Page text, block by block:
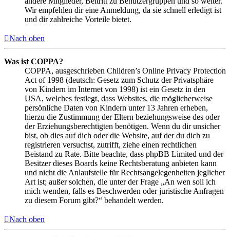
Wir empfehlen dir eine Anmeldung, da sie schnell erledigt ist
und dir zahlreiche Vorteile bietet.
Nach oben
Was ist COPPA?
COPPA, ausgeschrieben Children’s Online Privacy Protection
Act of 1998 (deutsch: Gesetz zum Schutz der Privatsphäre
von Kindern im Internet von 1998) ist ein Gesetz in den
USA, welches festlegt, dass Websites, die möglicherweise
persönliche Daten von Kindern unter 13 Jahren erheben,
hierzu die Zustimmung der Eltern beziehungsweise des oder
der Erziehungsberechtigten benötigen. Wenn du dir unsicher
bist, ob dies auf dich oder die Website, auf der du dich zu
registrieren versuchst, zutrifft, ziehe einen rechtlichen
Beistand zu Rate. Bitte beachte, dass phpBB Limited und der
Besitzer dieses Boards keine Rechtsberatung anbieten kann
und nicht die Anlaufstelle für Rechtsangelegenheiten jeglicher
Art ist; außer solchen, die unter der Frage „An wen soll ich
mich wenden, falls es Beschwerden oder juristische Anfragen
zu diesem Forum gibt?“ behandelt werden.
Nach oben